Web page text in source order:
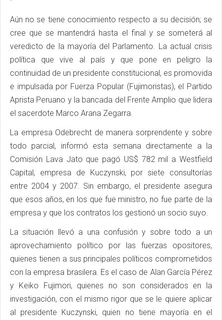
Aún no se tiene conocimiento respecto a su decisión; se
cree que se mantendrá hasta el final y se someterá al
veredicto de la mayoría del Parlamento. La actual crisis
política que vive al país y que pone en peligro la
continuidad de un presidente constitucional, es promovida
e impulsada por Fuerza Popular (Fujimoristas), el Partido
Aprista Peruano y la bancada del Frente Amplio que lidera
el sacerdote Marco Arana Zegarra.
La empresa Odebrecht de manera sorprendente y sobre
todo parcial, informó esta semana directamente a la
Comisión Lava Jato que pagó US$ 782 mil a Westfield
Capital, empresa de Kuczynski, por siete consultorías
entre 2004 y 2007. Sin embargo, el presidente asegura
que esos años, en los que fue ministro, no fue parte de la
empresa y que los contratos los gestionó un socio suyo.
La situación llevó a una confusión y sobre todo a un
aprovechamiento político por las fuerzas opositores,
quienes tienen a sus principales políticos comprometidos
con la empresa brasilera. Es el caso de Alan García Pérez
y Keiko Fujimori, quienes no son considerados en la
investigación, con el mismo rigor que se le quiere aplicar
al presidente Kuczynski, quien no tiene mayoría en el